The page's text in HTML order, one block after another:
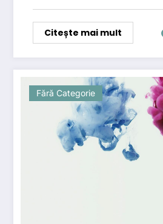
Citește mai mult
Fără Categorie